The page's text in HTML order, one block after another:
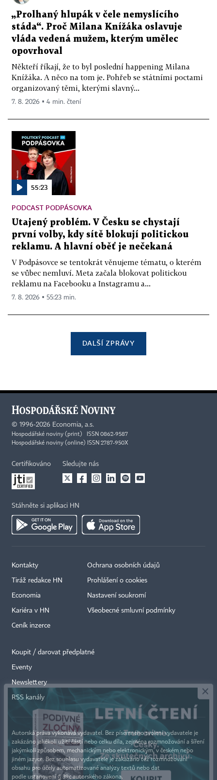
„Prolhaný hlupák v čele nemyslícího
stáda“. Proč Milana Knížáka oslavuje
vláda vedená mužem, kterým umělec
opovrhoval
Někteří říkají, že to byl poslední happening Milana
Knížáka. A něco na tom je. Pohřeb se státními poctami
organizovaný těmi, kterými slavný...
7. 8. 2026 ▪ 4 min. čtení
55:23
PODCAST PODPÁSOVKA
Utajený problém. V Česku se chystají
první volby, kdy sítě blokují politickou
reklamu. A hlavní oběť je nečekaná
V Podpásovce se tentokrát věnujeme tématu, o kterém
se vůbec nemluví. Meta začala blokovat politickou
reklamu na Facebooku a Instagramu a...
7. 8. 2026 ▪ 55:23 min.
DALŠÍ ZPRÁVY
© 1996-2026 Economia, a.s.
Hospodářské noviny (print) ISSN 0862-9587
Hospodářské noviny (online) ISSN 2787-950X
Certifikováno Sledujte nás
Stáhněte si aplikaci HN
Kontakty
Tiráž redakce HN
Economia
Kariéra v HN
Ceník inzerce
Ochrana osobních údajů
Prohlášení o cookies
Nastavení soukromí
Všeobecné smluvní podmínky
Koupit / darovat předplatné
Eventy
Newslettery
RSS kanály
Autorská práva vykonává vydavatel. Bez písemného svolení vydavatele je
zakázáno jakékoli užití částí nebo celku díla, zejména rozmnožování a šíření
jakýmkoli způsobem, mechanickým nebo elektronickým, v českém nebo
jiném jazyce. Bez souhlasu vydavatele je zakázáno též rozmnožování
obsahu pro účely automatizované analýzy textů nebo dat
podle ustanovení § 39c autorského zákona.